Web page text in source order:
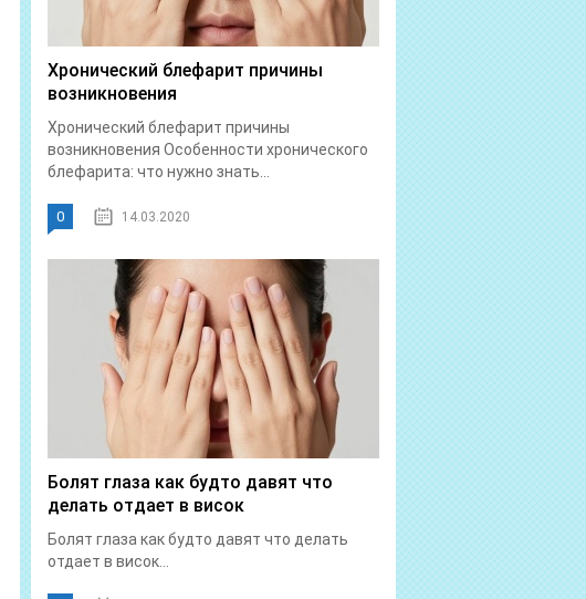
Хронический блефарит причины
возникновения
Хронический блефарит причины
возникновения Особенности хронического
блефарита: что нужно знать...
0 14.03.2020
Болят глаза как будто давят что
делать отдает в висок
Болят глаза как будто давят что делать
отдает в висок...